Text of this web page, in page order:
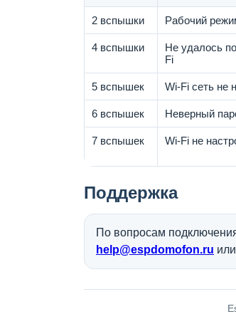
2 вспышки Рабочий
4 вспышки
Не удалось
Fi
5 вспышек Wi-Fi сеть не
6 вспышек Неверный
7 вспышек Wi-Fi не
Поддержка
По вопросам
help@espdomofon.ru